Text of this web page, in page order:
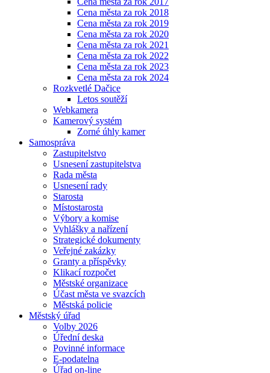
Cena města za rok 2018
Cena města za rok 2019
Cena města za rok 2020
Cena města za rok 2021
Cena města za rok 2022
Cena města za rok 2023
Cena města za rok 2024
Rozkvetlé Dačice
Letos soutěží
Webkamera
Kamerový systém
Zorné úhly kamer
Samospráva
Zastupitelstvo
Usnesení zastupitelstva
Rada města
Usnesení rady
Starosta
Místostarosta
Výbory a komise
Vyhlášky a nařízení
Strategické dokumenty
Veřejné zakázky
Granty a příspěvky
Klikací rozpočet
Městské organizace
Účast města ve svazcích
Městská policie
Městský úřad
Volby 2026
Úřední deska
Povinné informace
E-podatelna
Úřad on-line